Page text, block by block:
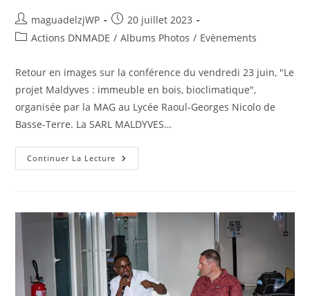
Auteur/autrice
de
maguadelzjWP
Publication
publiée :
20 juillet 2023
PostActions DNMADE / Albums Photos / Evènements
Retour en images sur la conférence du vendredi 23 juin, "Le
projet Maldyves : immeuble en bois, bioclimatique",
organisée par la MAG au Lycée Raoul-Georges Nicolo de
Basse-Terre. La SARL MALDYVES…
Continuer La Lecture Retour
En
Projet
Maldyves »,
Le
Vendredi
23
Juin
Au
Lycée